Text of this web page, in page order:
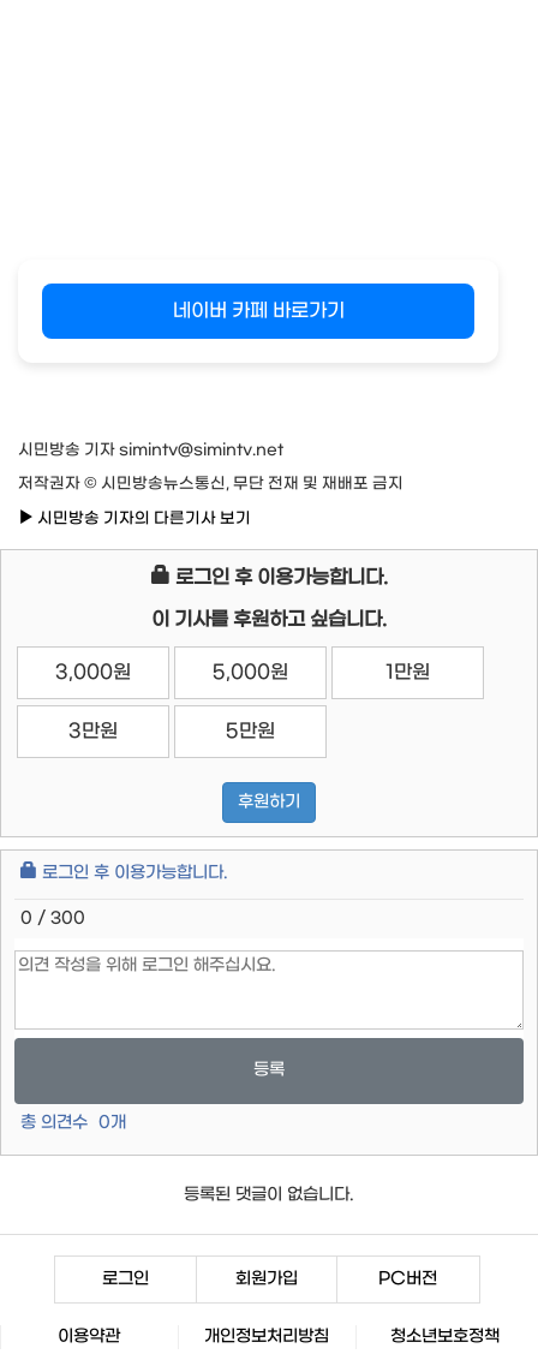
네이버 카페 바로가기
시민방송 기자 simintv@simintv.net
저작권자 © 시민방송뉴스통신, 무단 전재 및 재배포 금지
시민방송 기자의 다른기사 보기
로그인 후 이용가능합니다.
이 기사를 후원하고 싶습니다.
3,000원 5,000원 1만원
3만원 5만원
후원하기
로그인 후 이용가능합니다.
0 / 300
등록
총 의견수 0개
등록된 댓글이 없습니다.
로그인 회원가입 PC버전
이용약관 개인정보처리방침 청소년보호정책